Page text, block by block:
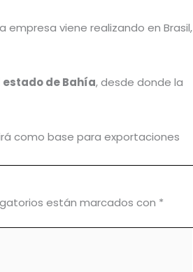
viene realizando en Brasil,
de Bahía, desde donde la
como base para exportaciones
están marcados con *